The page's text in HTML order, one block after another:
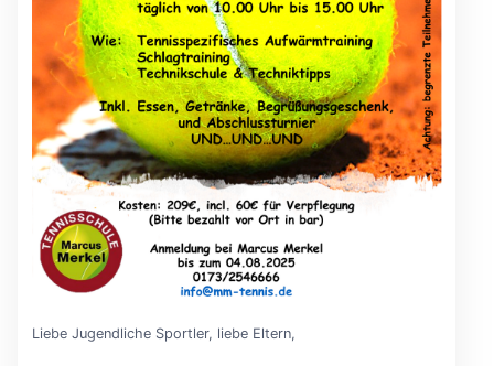
Liebe Jugendliche Sportler, liebe Eltern,